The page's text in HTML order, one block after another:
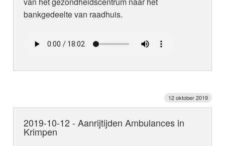
bankgedeelte van raadhuis.
12 oktober 2019
2019-10-12 - Aanrijtijden Ambulances in
Krimpen